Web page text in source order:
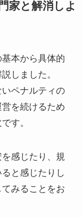
家と解消しよ
本から具体的
しました。
いペナルティの
を続けるため
す。
感じたり、規
と感じたりし
みることをお